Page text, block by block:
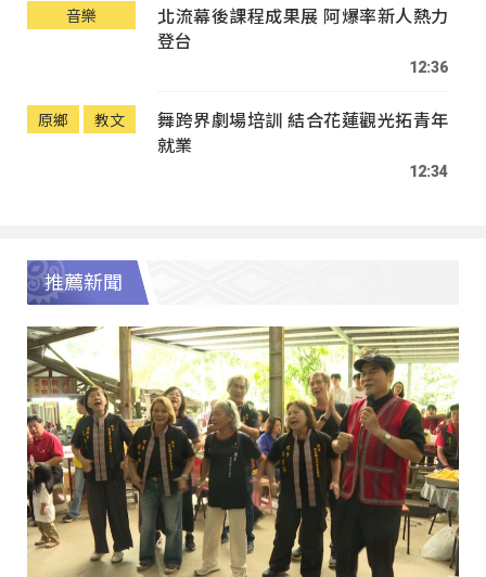
音樂
北流幕後課程成果展 阿爆率新人熱力
登台
12:36
原鄉 教文
舞跨界劇場培訓 結合花蓮觀光拓青年
就業
12:34
推薦新聞